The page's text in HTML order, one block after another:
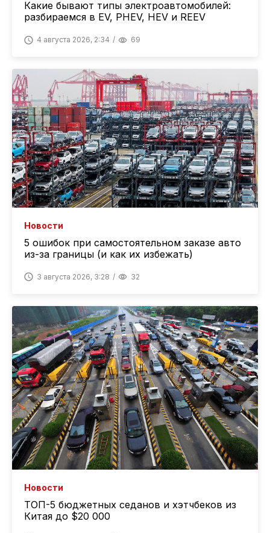
Какие бывают типы электроавтомобилей:
разбираемся в EV, PHEV, HEV и REEV
4 августа 2026, 2:34 69
Новости
5 ошибок при самостоятельном заказе авто
из-за границы (и как их избежать)
3 августа 2026, 3:28 32
Новости
ТОП-5 бюджетных седанов и хэтчбеков из
Китая до $20 000